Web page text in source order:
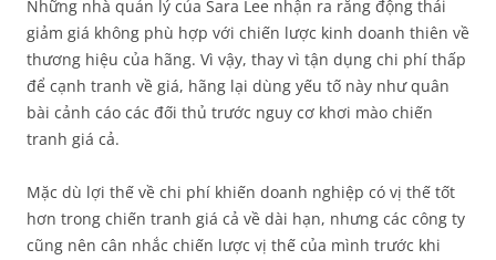
Những nhà quản lý của Sara Lee nhận ra rằng động thái
giảm giá không phù hợp với chiến lược kinh doanh thiên về
thương hiệu của hãng. Vì vậy, thay vì tận dụng chi phí thấp
để cạnh tranh về giá, hãng lại dùng yếu tố này như quân
bài cảnh cáo các đối thủ trước nguy cơ khơi mào chiến
tranh giá cả.
Mặc dù lợi thế về chi phí khiến doanh nghiệp có vị thế tốt
hơn trong chiến tranh giá cả về dài hạn, nhưng các công ty
cũng nên cân nhắc chiến lược vị thế của mình trước khi